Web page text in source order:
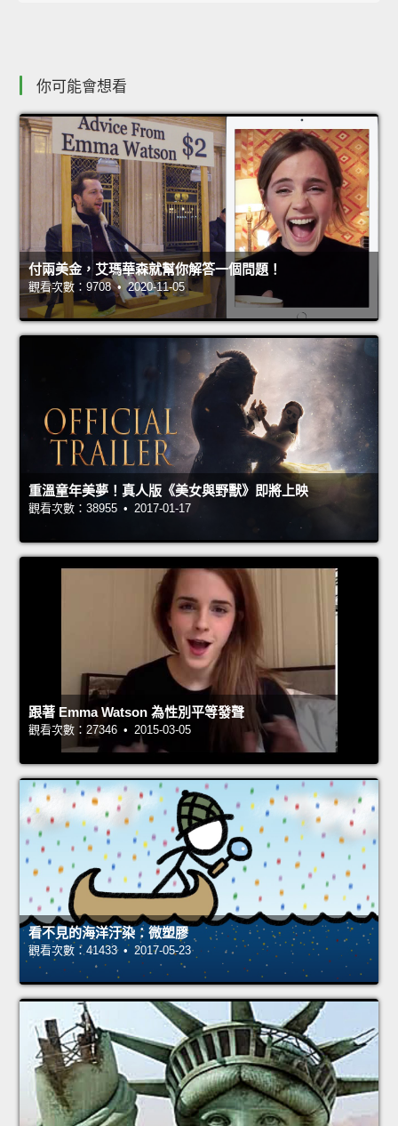
你可能會想看
付兩美金，艾瑪華森就幫你解答一個問題！
觀看次數：9708 • 2020-11-05
重溫童年美夢！真人版《美女與野獸》即將上映
觀看次數：38955 • 2017-01-17
跟著 Emma Watson 為性別平等發聲
觀看次數：27346 • 2015-03-05
看不見的海洋汙染：微塑膠
觀看次數：41433 • 2017-05-23